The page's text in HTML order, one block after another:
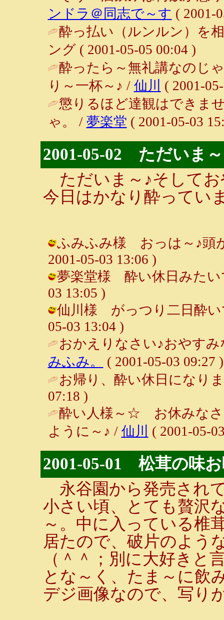
ンドラ＠同志で～す ( 2001-
酔っ払い（ルンルン）を
ング ( 2001-05-05 00:04 )
酔ったら～無礼講なのじ
り～一杯～♪ / 仙川
( 2001-
懲りるほど達観はできま
ゃ。 / 夢楽堂 ( 2001-05-03
2001-05-02 ただいま
ただいま～♪そしてお
今日はかなり酔ってい
ふみふみ様 おっは～♪頭
2001-05-03 13:06 )
夢楽堂様 酔い休日みたい
03 13:05 )
仙川様 がっつり二日酔い
05-03 13:04 )
おかえりなさい♪おやす
みふみ。
( 2001-05-03 09:27 )
お帰り、酔い休日になり
07:18 )
酔い人様～☆ お休みな
ように～♪ / 仙川 ( 2001-05-
2001-05-01 松茸の味
永谷園から発売され
小さい頃、とても贅沢
～。中に入っている椎
居たので、破片のよう
（＾＾；別に大好きと
とな～く、たま～に飲
デジ画像なので、写り